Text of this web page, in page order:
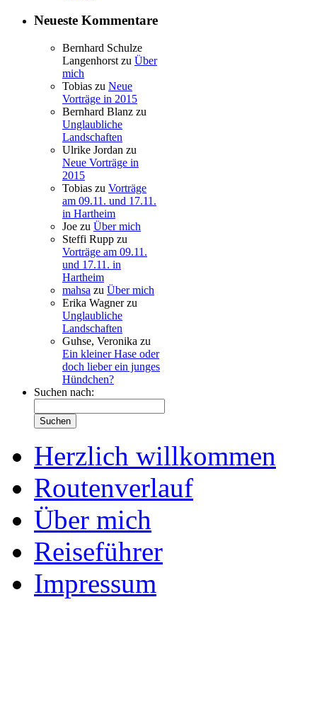
Neueste Kommentare
Bernhard Schulze
Langenhorst zu Über
mich
Tobias zu Neue
Vorträge in 2015
Bernhard Blanz zu
Unglaubliche
Landschaften
Ulrike Jordan zu
Neue Vorträge in
2015
Tobias zu Vorträge
am 09.11. und 17.11.
in Hartheim
Joe zu Über mich
Steffi Rupp zu
Vorträge am 09.11.
und 17.11. in
Hartheim
mahsa zu Über mich
Erika Wagnerzu
Unglaubliche
Landschaften
Guhse, Veronika zu
Ein kleiner Hase oder
doch lieber ein junges
Hündchen?
Suchen nach:
Herzlich willkommen
Routenverlauf
Über mich
Reiseführer
Impressum